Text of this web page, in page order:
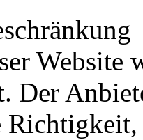
Website
Der